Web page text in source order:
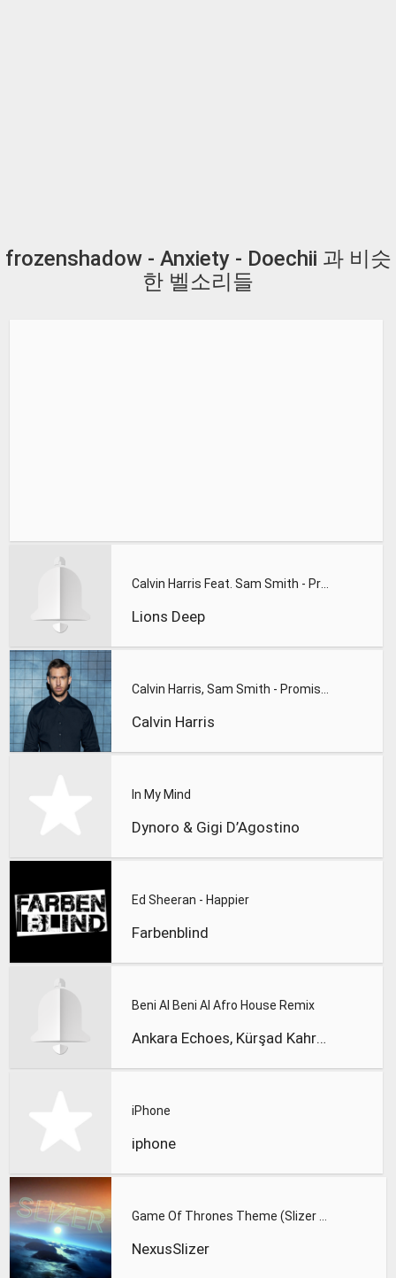
frozenshadow - Anxiety - Doechii 과 비슷
한 벨소리들
Lions Deep
Calvin Harris
In My Mind
Dynoro & Gigi D’Agostino
Ed Sheeran - Happier
Farbenblind
Beni Al Beni Al Afro House Remix
Ankara Echoes, Kürşad Kahraman
iPhone
iphone
NexusSlizer